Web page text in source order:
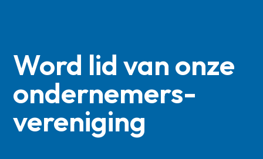
Word lid van onze
ondernemers­
vereniging